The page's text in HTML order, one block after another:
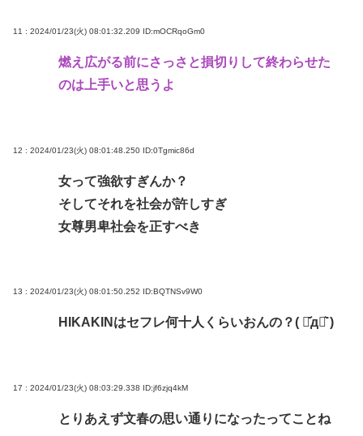
11 : 2024/01/23(火) 08:01:32.209 ID:mOCRqoGm0
燃え広がる前にさっさと損切りして終わらせた
のは上手いと思うよ
12 : 2024/01/23(火) 08:01:48.250 ID:0Tgmic86d
女って強欲すぎんか？
そしてそれを社会が許しすぎ
女尊男卑社会を正すべき
13 : 2024/01/23(火) 08:01:50.252 ID:BQTNSv9W0
HIKAKINはセフレ何十人くらいおんの？( ･᷄д･᷅ )
17 : 2024/01/23(火) 08:03:29.338 ID:jf6zjq4kM
とりあえず文春の思い通りになったってことね